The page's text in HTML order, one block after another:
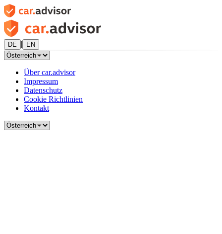
DE | EN
Über car.advisor
Impressum
Datenschutz
Cookie Richtlinien
Kontakt